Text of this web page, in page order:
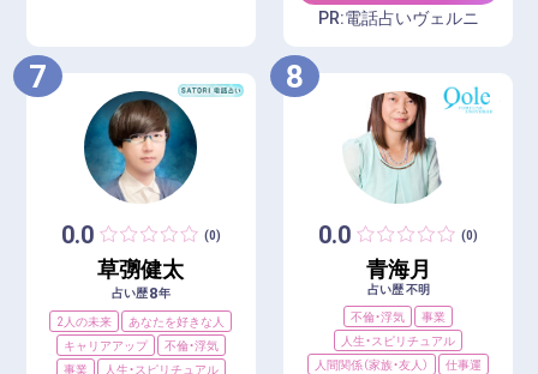
PR:電話占いヴェルニ
7
0.0 (0)
草彅健太
占い歴8年
2人の未来
あなたを好きな人
キャリアアップ
不倫・浮気
事業
人生・スピリチュアル
8
0.0 (0)
青海月
占い歴 不明
不倫・浮気
事業
人生・スピリチュアル
人間関係（家族・友人）
仕事運